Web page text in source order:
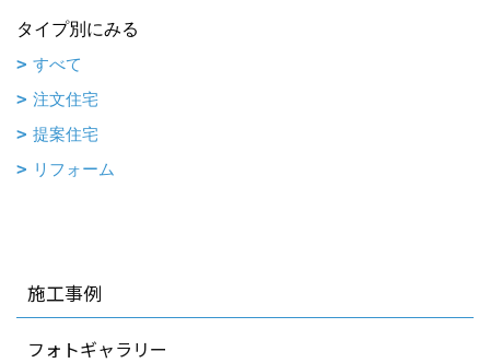
タイプ別にみる
すべて
注文住宅
提案住宅
リフォーム
施工事例
フォトギャラリー